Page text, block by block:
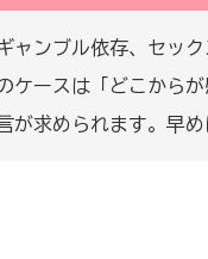
ャンブル依存、セッ
ケースは「どこから
が求められます。早